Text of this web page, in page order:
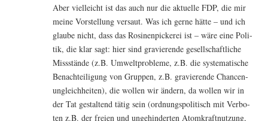
Aber viel­leicht ist das auch nur die aktu­el­le FDP, die mir
mei­ne Vor­stel­lung ver­saut. Was ich ger­ne hät­te – und ich
glau­be nicht, dass das Rosi­nen­pi­cke­rei ist – wäre eine Poli­
tik, die klar sagt: hier sind gra­vie­ren­de gesell­schaft­li­che
Miss­stän­de (z.B. Umwelt­pro­ble­me, z.B. die sys­te­ma­ti­sche
Benach­tei­li­gung von Grup­pen, z.B. gra­vie­ren­de Chan­cen­
un­gleich­hei­ten), die wol­len wir ändern, da wol­len wir in
der Tat gestal­tend tätig sein (ord­nungs­po­li­tisch mit Ver­bo­
ten z.B. der frei­en und unge­hin­der­ten Atom­kraft­nut­zung,